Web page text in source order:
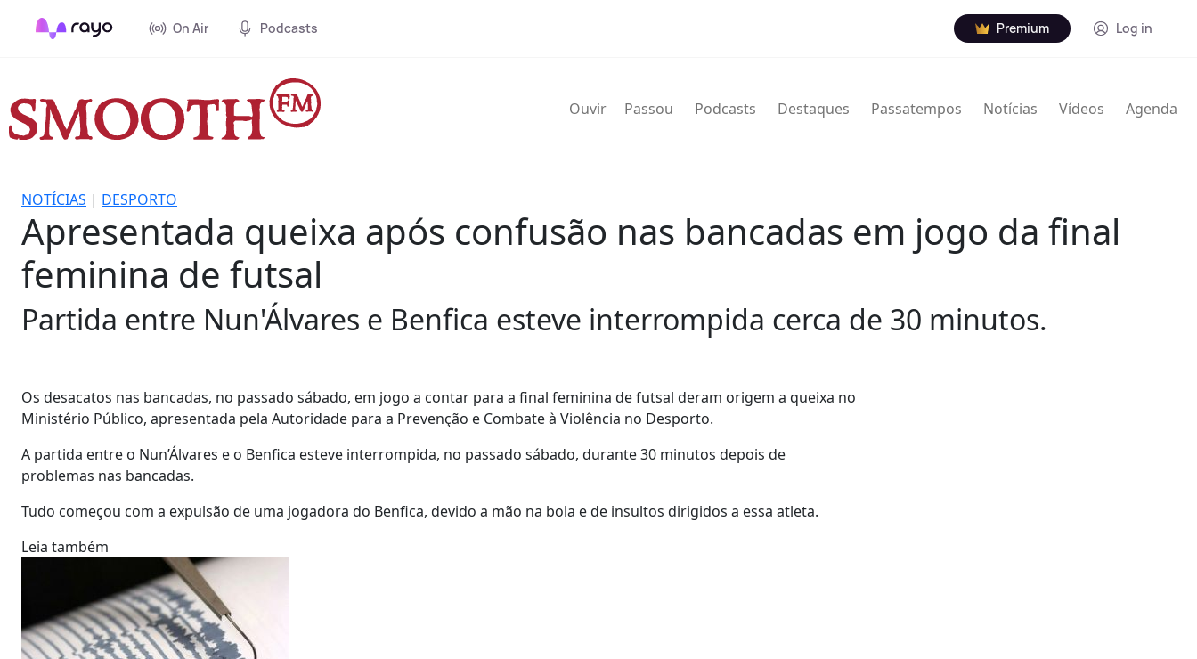
On Air Podcasts Premium Log in
Ouvir Passou Podcasts Destaques Passatempos Notícias Vídeos Agenda
NOTÍCIAS | DESPORTO
Apresentada queixa após confusão nas bancadas em jogo da final
feminina de futsal
Partida entre Nun'Álvares e Benfica esteve interrompida cerca de 30 minutos.
Os desacatos nas bancadas, no passado sábado, em jogo a contar para a final feminina de futsal deram origem a queixa no
Ministério Público, apresentada pela Autoridade para a Prevenção e Combate à Violência no Desporto.
A partida entre o Nun’Álvares e o Benfica esteve interrompida, no passado sábado, durante 30 minutos depois de
problemas nas bancadas.
Tudo começou com a expulsão de uma jogadora do Benfica, devido a mão na bola e de insultos dirigidos a essa atleta.
Leia também